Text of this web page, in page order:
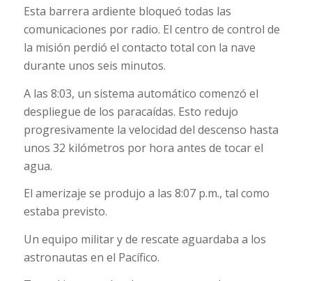
Esta barrera ardiente bloqueó todas las
comunicaciones por radio. El centro de control de
la misión perdió el contacto total con la nave
durante unos seis minutos.
A las 8:03, un sistema automático comenzó el
despliegue de los paracaídas. Esto redujo
progresivamente la velocidad del descenso hasta
unos 32 kilómetros por hora antes de tocar el
agua.
El amerizaje se produjo a las 8:07 p.m., tal como
estaba previsto.
Un equipo militar y de rescate aguardaba a los
astronautas en el Pacífico.